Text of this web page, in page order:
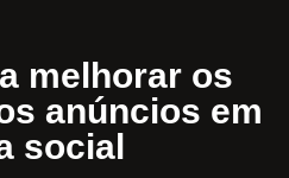
melhorar os
anúncios em
social